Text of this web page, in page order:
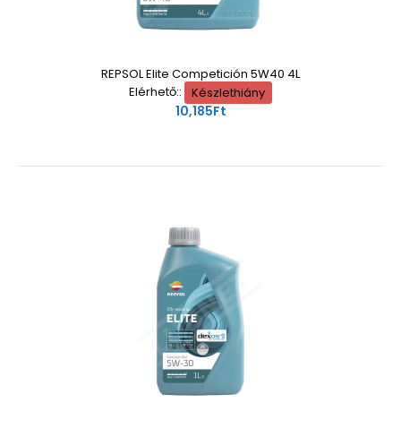
REPSOL Elite Competición 5W40 4L
Elérhető::
Készlethiány
10,185Ft